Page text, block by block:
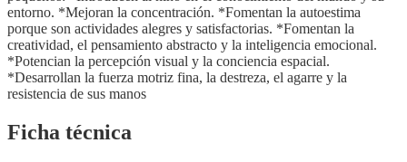
entorno. *Mejoran la concentración. *Fomentan la autoestima
porque son actividades alegres y satisfactorias. *Fomentan la
creatividad, el pensamiento abstracto y la inteligencia emocional.
*Potencian la percepción visual y la conciencia espacial.
*Desarrollan la fuerza motriz fina, la destreza, el agarre y la
resistencia de sus manos
Ficha técnica